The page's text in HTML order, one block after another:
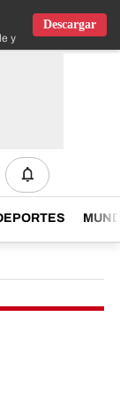
y IOS
Descargar